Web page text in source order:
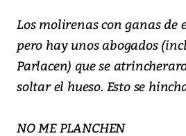
Los molirenas con ganas de
pero hay unos abogados
Parlacen) que se
soltar el hueso. Esto se
NO ME PLANCHEN